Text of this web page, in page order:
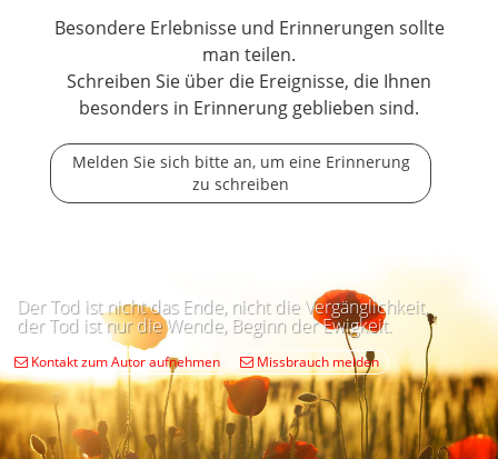
Besondere Erlebnisse und Erinnerungen sollte
man teilen.
Schreiben Sie über die Ereignisse, die Ihnen
besonders in Erinnerung geblieben sind.
Melden Sie sich bitte an, um eine Erinnerung
zu schreiben
Der Tod ist nicht das Ende, nicht die Vergänglichkeit,
der Tod ist nur die Wende, Beginn der Ewigkeit.
Kontakt zum Autor aufnehmen Missbrauch melden